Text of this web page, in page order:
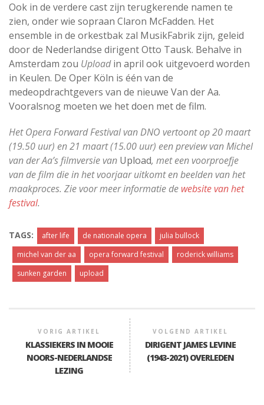
Ook in de verdere cast zijn terugkerende namen te
zien, onder wie sopraan Claron McFadden. Het
ensemble in de orkestbak zal MusikFabrik zijn, geleid
door de Nederlandse dirigent Otto Tausk. Behalve in
Amsterdam zou Uploadin april ook uitgevoerd worden
in Keulen. De Oper Köln is één van de
medeopdrachtgevers van de nieuwe Van der Aa.
Vooralsnog moeten we het doen met de film.
Het Opera Forward Festival van DNO vertoont op 20 maart
(19.50 uur) en 21 maart (15.00 uur) een preview van Michel
van der Aa’s filmversie van Upload, met een voorproefje
van de film die in het voorjaar uitkomt en beelden van het
maakproces. Zie voor meer informatie de website van het
festival.
TAGS: after life de nationale opera
julia bullock
michel van der aa
opera forward festival
roderick williams
sunken garden
upload
VORIG ARTIKEL
KLASSIEKERS IN MOOIE
NOORS-NEDERLANDSE
LEZING
VOLGEND ARTIKEL
DIRIGENT JAMES LEVINE
(1943-2021) OVERLEDEN